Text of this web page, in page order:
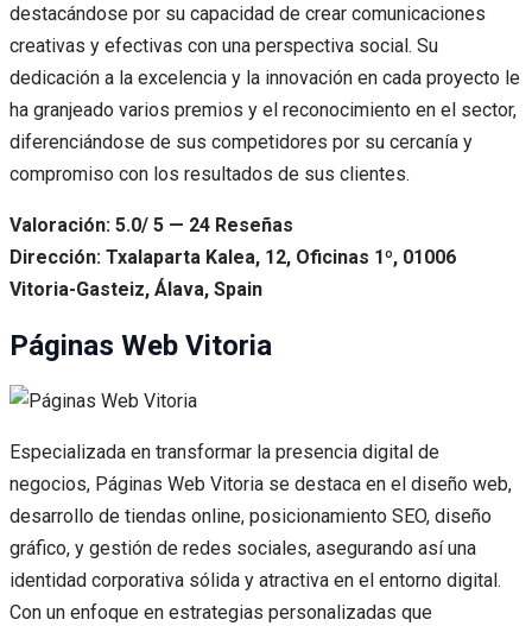
destacándose por su capacidad de crear comunicaciones
creativas y efectivas con una perspectiva social. Su
dedicación a la excelencia y la innovación en cada proyecto le
ha granjeado varios premios y el reconocimiento en el sector,
diferenciándose de sus competidores por su cercanía y
compromiso con los resultados de sus clientes.
Valoración: 5.0/ 5 — 24 Reseñas
Dirección: Txalaparta Kalea, 12, Oficinas 1º, 01006
Vitoria-Gasteiz, Álava, Spain
Páginas Web Vitoria
Especializada en transformar la presencia digital de
negocios, Páginas Web Vitoria se destaca en el diseño web,
desarrollo de tiendas online, posicionamiento SEO, diseño
gráfico, y gestión de redes sociales, asegurando así una
identidad corporativa sólida y atractiva en el entorno digital.
Con un enfoque en estrategias personalizadas que